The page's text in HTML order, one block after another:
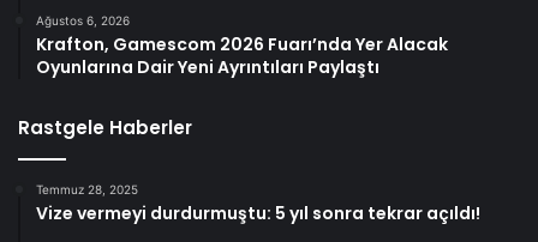
Ağustos 6, 2026
Krafton, Gamescom 2026 Fuarı’nda Yer Alacak
Oyunlarına Dair Yeni Ayrıntıları Paylaştı
Rastgele Haberler
Temmuz 28, 2025
Vize vermeyi durdurmuştu: 5 yıl sonra tekrar açıldı!